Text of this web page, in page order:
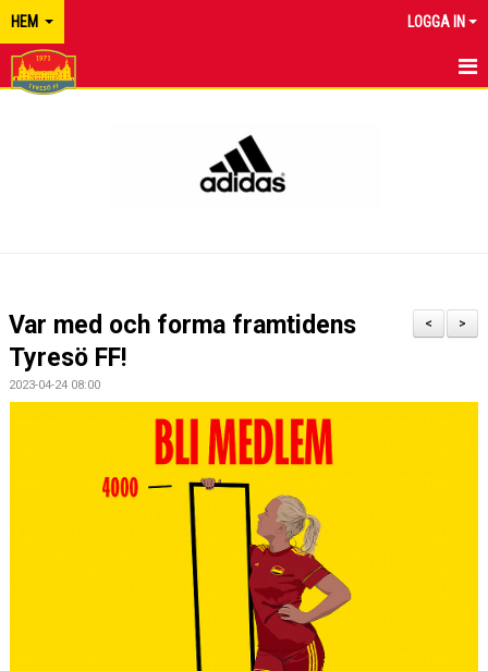
HEM LOGGA IN
>
<
Var med och forma framtidens
Tyresö FF!
2023-04-24 08:00